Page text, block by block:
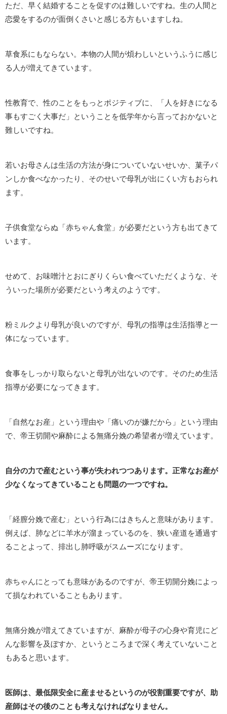
ただ、早く結婚することを促すのは難しいですね。生の人間と
恋愛をするのが面倒くさいと感じる方もいますしね。
草食系にもならない。本物の人間が煩わしいというふうに感じ
る人が増えてきています。
性教育で、性のことをもっとポジティブに、「人を好きになる
事もすごく大事だ」ということを低学年から言っておかないと
難しいですね。
若いお母さんは生活の方法が身についていないせいか、菓子パ
ンしか食べなかったり、そのせいで母乳が出にくい方もおられ
ます。
子供食堂ならぬ「赤ちゃん食堂」が必要だという方も出てきて
います。
せめて、お味噌汁とおにぎりくらい食べていただくような、そ
ういった場所が必要だという考えのようです。
粉ミルクより母乳が良いのですが、母乳の指導は生活指導と一
体になっています。
食事をしっかり取らないと母乳が出ないのです。そのため生活
指導が必要になってきます。
「自然なお産」という理由や「痛いのが嫌だから」という理由
で、帝王切開や麻酔による無痛分娩の希望者が増えています。
自分の力で産むという事が失われつつあります。正常なお産が
少なくなってきていることも問題の一つですね。
「経膣分娩で産む」という行為にはきちんと意味があります。
例えば、肺などに羊水が溜まっているのを、狭い産道を通過す
ることよって、排出し肺呼吸がスムーズになります。
赤ちゃんにとっても意味があるのですが、帝王切開分娩によっ
て損なわれていることもあります。
無痛分娩が増えてきていますが、麻酔が母子の心身や育児にど
んな影響を及ぼすか、というところまで深く考えていないこと
もあると思います。
医師は、最低限安全に産ませるというのが役割重要ですが、助
産師はその後のことも考えなければなりません。